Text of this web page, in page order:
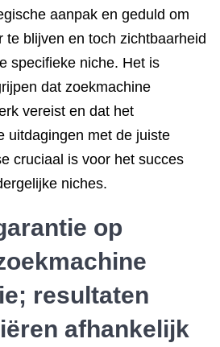
aanpak en geduld om
te blijven en toch zichtbaarheid
specifieke niche. Het is
dat zoekmachine
vereist en dat het
uitdagingen met de juiste
cruciaal is voor het succes
niches.
op
resultaten
afhankelijk